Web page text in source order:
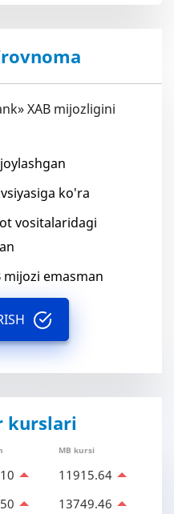
XAB mijozligini
ko'ra
vositalaridagi
mijozi emasman
kurslari
MB kursi
11915.64
13749.46